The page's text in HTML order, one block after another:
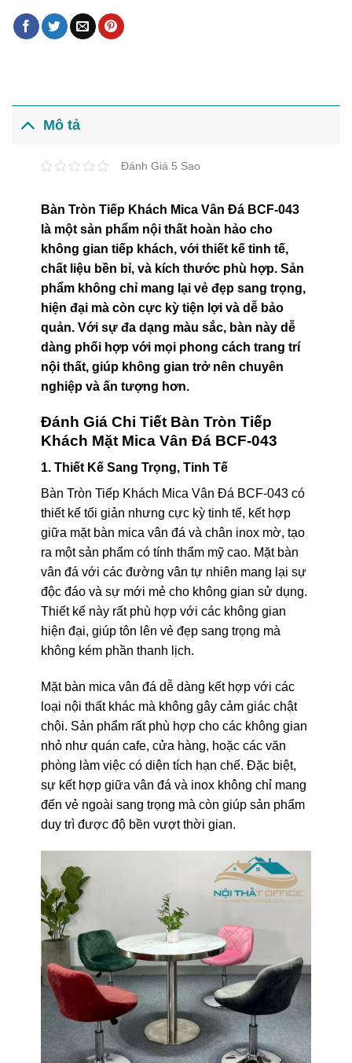
Mô tả
Đánh Giá 5 Sao
Bàn Tròn Tiếp Khách Mica Vân Đá BCF-043
là một sản phẩm nội thất hoàn hảo cho
không gian tiếp khách, với thiết kế tinh tế,
chất liệu bền bỉ, và kích thước phù hợp. Sản
phẩm không chỉ mang lại vẻ đẹp sang trọng,
hiện đại mà còn cực kỳ tiện lợi và dễ bảo
quản. Với sự đa dạng màu sắc, bàn này dễ
dàng phối hợp với mọi phong cách trang trí
nội thất, giúp không gian trở nên chuyên
nghiệp và ấn tượng hơn.
Đánh Giá Chi Tiết Bàn Tròn Tiếp
Khách Mặt Mica Vân Đá BCF-043
1. Thiết Kế Sang Trọng, Tinh Tế
Bàn Tròn Tiếp Khách Mica Vân Đá BCF-043 có
thiết kế tối giản nhưng cực kỳ tinh tế, kết hợp
giữa mặt bàn mica vân đá và chân inox mờ, tạo
ra một sản phẩm có tính thẩm mỹ cao. Mặt bàn
vân đá với các đường vân tự nhiên mang lại sự
độc đáo và sự mới mẻ cho không gian sử dụng.
Thiết kế này rất phù hợp với các không gian
hiện đại, giúp tôn lên vẻ đẹp sang trọng mà
không kém phần thanh lịch.
Mặt bàn mica vân đá dễ dàng kết hợp với các
loại nội thất khác mà không gây cảm giác chật
chội. Sản phẩm rất phù hợp cho các không gian
nhỏ như quán cafe, cửa hàng, hoặc các văn
phòng làm việc có diện tích hạn chế. Đặc biệt,
sự kết hợp giữa vân đá và inox không chỉ mang
đến vẻ ngoài sang trọng mà còn giúp sản phẩm
duy trì được độ bền vượt thời gian.